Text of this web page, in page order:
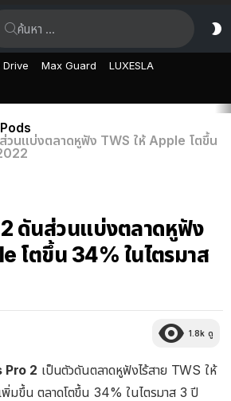
Drive Max Guard LUXESLA
นแบ่งตลาดหูฟัง TWS ให้ Apple โตขึ้น
ดันส่วนแบ่งตลาดหูฟัง
โตขึ้น 34% ในไตรมาส
1.8k ดู
Pro 2 เป็นตัวดันตลาดหูฟังไร้สาย TWS ให้
มขึ้น ตลาดโตขึ้น 34% ในไตรมาส 3 ปี